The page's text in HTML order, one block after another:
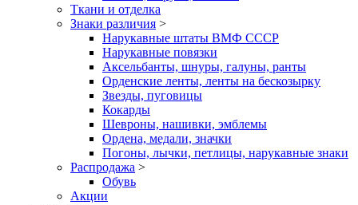
Ткани и отделка
Знаки различия >
Нарукавные штаты ВМФ СССР
Нарукавные повязки
Аксельбанты, шнуры, галуны, ранты
Орденские ленты, ленты на бескозырку
Звезды, пуговицы
Кокарды
Шевроны, нашивки, эмблемы
Ордена, медали, значки
Погоны, лычки, петлицы, нарукавные знаки
Распродажа >
Обувь
Акции